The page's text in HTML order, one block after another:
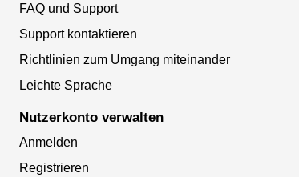
FAQ und Support
Support kontaktieren
Richtlinien zum Umgang miteinander
Leichte Sprache
Nutzerkonto verwalten
Anmelden
Registrieren